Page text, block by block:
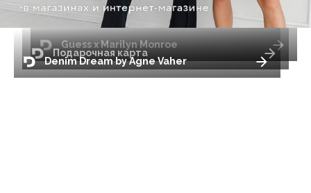
Denim Dream by Agne Vaher
Подарочная карта
Guess x Marilyn Monroe